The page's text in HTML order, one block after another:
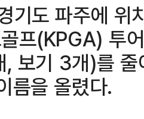
기도 파주에 위
프(KPGA) 투
보기 3개)를
름을 올렸다.